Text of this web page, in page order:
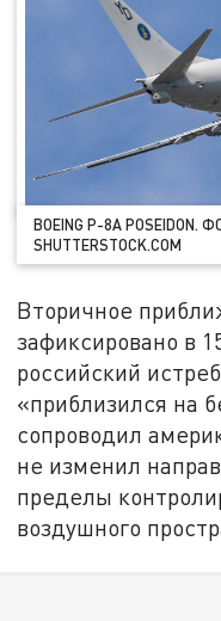
BOEING P-8A POSEIDON.
SHUTTERSTOCK.COM
Вторичное
зафиксировано в
российский
«приблизился на
сопроводил
не изменил
пределы
воздушного